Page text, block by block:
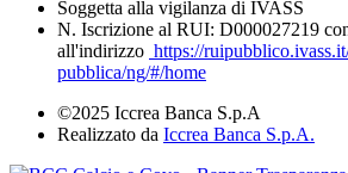
Soggetta alla vigilanza di IVASS
N. Iscrizione al RUI: D000027219
all'indirizzo https://
pubblica/ng/#/home
©2025 Iccrea Banca S.p.A
Realizzato da Iccrea Banca S.p.A.